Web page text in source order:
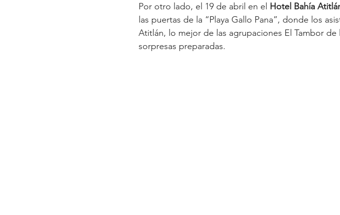
Por otro lado, el 19 de abril en el Hotel Bahía
las puertas de la “Playa Gallo Pana”, donde los
Atitlán, lo mejor de las agrupaciones El Tambor de
sorpresas preparadas.